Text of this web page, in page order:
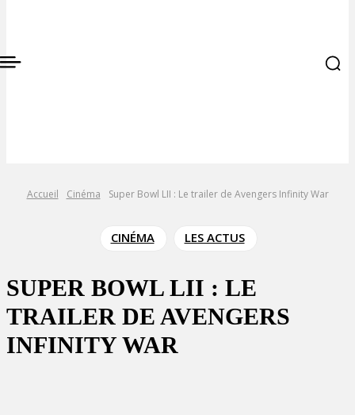
Accueil Cinéma Super Bowl LII : Le trailer de Avengers Infinity War
CINÉMA LES ACTUS
SUPER BOWL LII : LE
TRAILER DE AVENGERS
INFINITY WAR